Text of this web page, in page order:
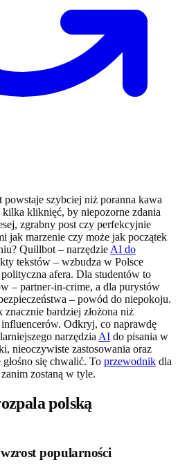
szybciej niż poranna kawa
kliknięć, by niepozorne zdania
zgrabny post czy perfekcyjnie
jak marzenie czy może jak początek
Quillbot – narzędzie AI do
tekstów – wzbudza w Polsce
afera. Dla studentów to
– partner-in-crime, a dla purystów
– powód do niepokoju.
bardziej złożona niż
influencerów. Odkryj, co naprawdę
narzędzia AI do pisania w
nieoczywiste zastosowania oraz
się chwalić. To przewodnik dla
zostaną w tyle.
polską
popularności